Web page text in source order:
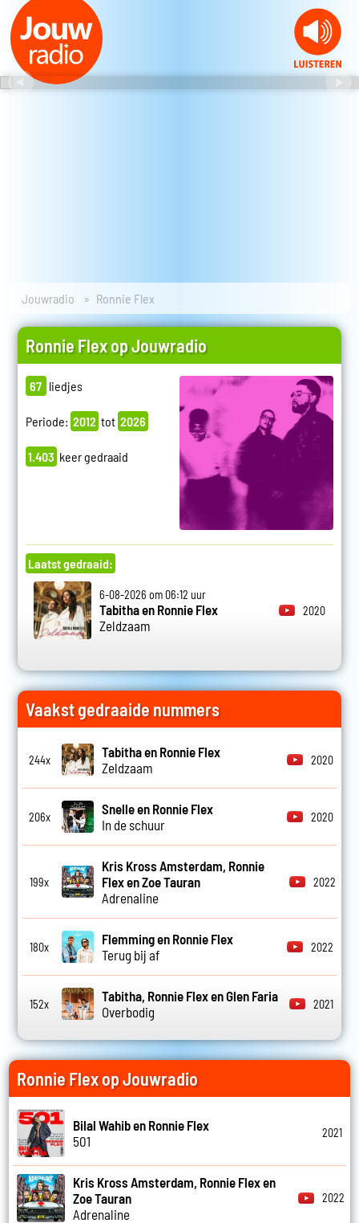
Jouwradio Ronnie Flex
Ronnie Flex op Jouwradio
67 liedjes
Periode: 2012 tot 2026
1.403 keer gedraaid
Laatst gedraaid:
6-08-2026 om 06:12 uur
Tabitha en Ronnie Flex
Zeldzaam
2020
Vaakst gedraaide nummers
244x
Tabitha en Ronnie Flex
Zeldzaam
2020
206x
Snelle en Ronnie Flex
In de schuur
2020
199x
Kris Kross Amsterdam, Ronnie
Flex en Zoe Tauran
Adrenaline
2022
180x
Flemming en Ronnie Flex
Terug bij af
2022
152x
Tabitha, Ronnie Flex en Glen Faria
Overbodig
2021
Ronnie Flex op Jouwradio
Bilal Wahib en Ronnie Flex
501
2021
Kris Kross Amsterdam, Ronnie Flex en
Zoe Tauran
Adrenaline
2022